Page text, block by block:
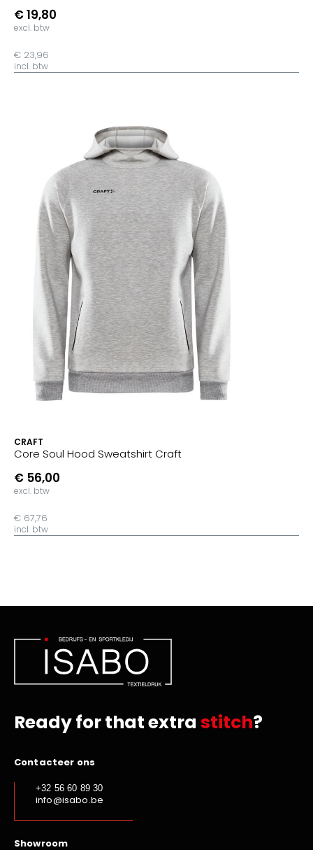
€ 19,80
excl. btw
€ 23,96
incl. btw
CRAFT
Core Soul Hood Sweatshirt Craft
€ 56,00
excl. btw
€ 67,76
incl. btw
Ready for that extra stitch?
Contacteer ons
+32 56 60 89 30
info@isabo.be
Showroom